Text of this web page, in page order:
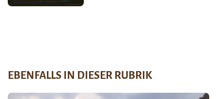
EBENFALLS IN DIESER RUBRIK